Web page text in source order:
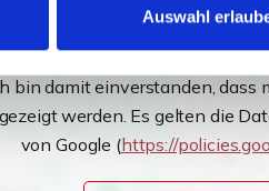
Auswahl
bin damit einverstanden, dass
werden. Es gelten die
von Google (https://